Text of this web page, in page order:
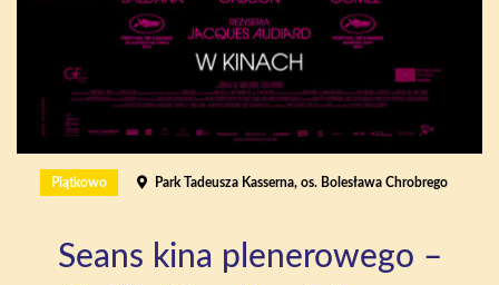
Piątkowo Park Tadeusza Kasserna, os. Bolesława Chrobrego
Seans kina plenerowego –